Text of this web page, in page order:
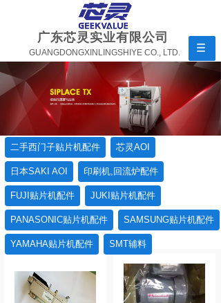
GUANGDONGXINLINGSHIYE CO., LTD.
广东芯灵实业有限公司
二手西门子贴片机配件 芯灵AOI
日本SAKI AOI 印刷机,回流炉配件
FUJI贴片机配件 JUKI贴片机配件
PANASONIC贴片机配件 SAMSUNG贴片机配件
YAMAHA贴片机配件 SMT辅料